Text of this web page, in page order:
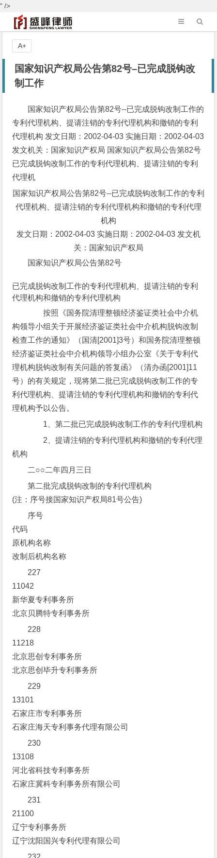
" />
国家知识产权局公告第82号–已完成脱钩改
制工作
国家知识产权局公告第82号--已完成脱钩改制工作的
专利代理机构、提请注销的专利代理机构和撤销的专利
代理机构 发文日期：2002-04-03 实施日期：2002-04-03
发文机关：国家知识产权局 国家知识产权局公告第82号
已完成脱钩改制工作的专利代理机构、提请注销的专利
代理机
国家知识产权局公告第82号--已完成脱钩改制工作的专利
代理机构、提请注销的专利代理机构和撤销的专利代理
机构
发文日期：2002-04-03 实施日期：2002-04-03 发文机
关：国家知识产权局
国家知识产权局公告第82号
已完成脱钩改制工作的专利代理机构、提请注销的专利
代理机构和撤销的专利代理机构
按照《国务院清理整顿经济鉴证类社会中介机
构领导小组关于开展经济鉴证类社会中介机构脱钩改制
检查工作的通知》（国清[2001]3号）和国务院清理整顿
经济鉴证类社会中介机构领导小组办公室《关于专利代
理机构脱钩改制有关问题的答复函》（清办函[2001]11
号）的有关规定，现将第二批已完成脱钩改制工作的专
利代理机构、提请注销的专利代理机构和撤销的专利代
理机构予以公告。
1、第二批已完成脱钩改制工作的专利代理机构
2、提请注销的专利代理机构和撤销的专利代理
机构
二○○二年四月三日
第二批完成脱钩改制的专利代理机构
(注：序号接国家知识产权局81号公告)
序号
代码
原机构名称
改制后机构名称
227
11042
新华夏专利事务所
北京贝腾特专利事务所
228
11218
北京思创专利事务所
北京思创毕升专利事务所
229
13101
石家庄市专利事务所
石家庄海天专利事务代理有限公司
230
13108
河北省科技专利事务所
石家庄冀科专利事务所有限公司
231
21100
辽宁专利事务所
辽宁沈阳国兴专利代理有限公司
A+